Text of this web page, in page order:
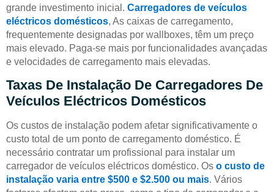
grande investimento inicial. Carregadores de veículos
eléctricos domésticos, As caixas de carregamento,
frequentemente designadas por wallboxes, têm um preço
mais elevado. Paga-se mais por funcionalidades avançadas
e velocidades de carregamento mais elevadas.
Taxas De Instalação De Carregadores De
Veículos Eléctricos Domésticos
Os custos de instalação podem afetar significativamente o
custo total de um ponto de carregamento doméstico. É
necessário contratar um profissional para instalar um
carregador de veículos eléctricos doméstico. Os o custo de
instalação varia entre $500 e $2.500 ou mais. Vários